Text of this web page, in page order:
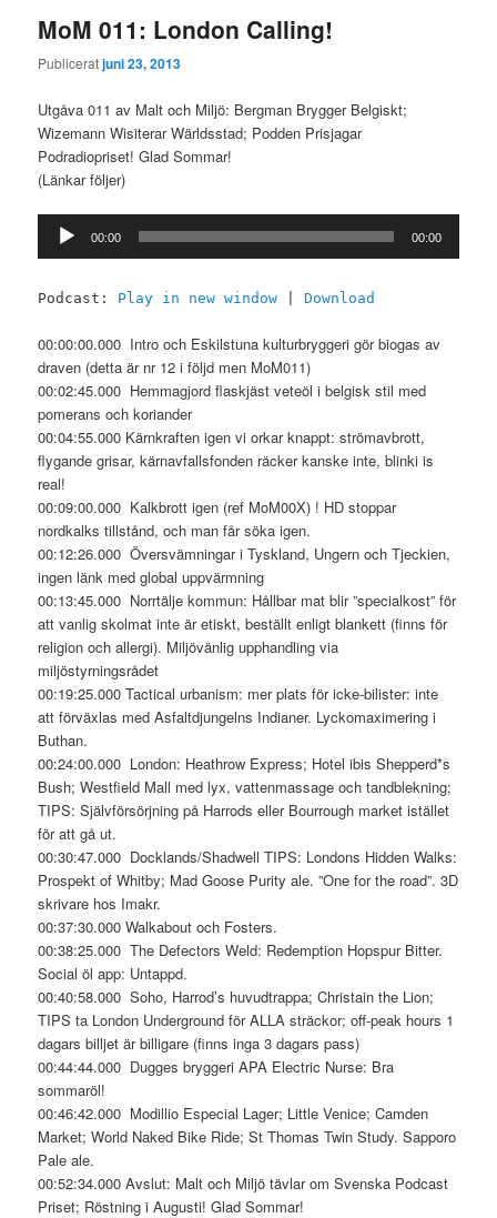
MoM 011: London Calling!
Publiceratjuni 23, 2013
Utgåva 011 av Malt och Miljö: Bergman Brygger Belgiskt;
Wizemann Wisiterar Wärldsstad; Podden Prisjagar
Podradiopriset! Glad Sommar!
(Länkar följer)
00:00 00:00
Podcast: Play in new window |Download
00:00:00.000 Intro och Eskilstuna kulturbryggeri gör biogas av
draven (detta är nr 12 i följd men MoM011)
00:02:45.000 Hemmagjord flaskjäst veteöl i belgisk stil med
pomerans och koriander
00:04:55.000 Kärnkraften igen vi orkar knappt: strömavbrott,
flygande grisar, kärnavfallsfonden räcker kanske inte, blinki is
real!
00:09:00.000 Kalkbrott igen (ref MoM00X) ! HD stoppar
nordkalks tillstånd, och man får söka igen.
00:12:26.000 Översvämningar i Tyskland, Ungern och Tjeckien,
ingen länk med global uppvärmning
00:13:45.000 Norrtälje kommun: Hållbar mat blir ”specialkost” för
att vanlig skolmat inte är etiskt, beställt enligt blankett (finns för
religion och allergi). Miljövänlig upphandling via
miljöstyrningsrådet
00:19:25.000 Tactical urbanism: mer plats för icke-bilister: inte
att förväxlas med Asfaltdjungelns Indianer. Lyckomaximering i
Buthan.
00:24:00.000 London: Heathrow Express; Hotel ibis Shepperd*s
Bush; Westfield Mall med lyx, vattenmassage och tandblekning;
TIPS: Självförsörjning på Harrods eller Bourrough market istället
för att gå ut.
00:30:47.000 Docklands/Shadwell TIPS: Londons Hidden Walks:
Prospekt of Whitby; Mad Goose Purity ale. ”One for the road”. 3D
skrivare hos Imakr.
00:37:30.000 Walkabout och Fosters.
00:38:25.000 The Defectors Weld: Redemption Hopspur Bitter.
Social öl app: Untappd.
00:40:58.000 Soho, Harrod’s huvudtrappa; Christain the Lion;
TIPS ta London Underground för ALLA sträckor; off-peak hours 1
dagars billjet är billigare (finns inga 3 dagars pass)
00:44:44.000 Dugges bryggeri APA Electric Nurse: Bra
sommaröl!
00:46:42.000 Modillio Especial Lager; Little Venice; Camden
Market; World Naked Bike Ride; St Thomas Twin Study. Sapporo
Pale ale.
00:52:34.000 Avslut: Malt och Miljö tävlar om Svenska Podcast
Priset; Röstning i Augusti! Glad Sommar!